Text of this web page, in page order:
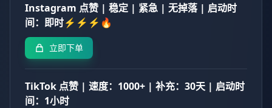
Instagram 点赞 | 稳定 | 紧急 | 无掉落 | 启动时
间：即时⚡⚡⚡🔥
立即下单
TikTok 点赞 | 速度：1000+ | 补充：30天 | 启动时
间：1小时